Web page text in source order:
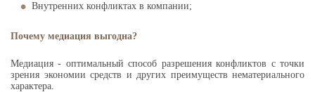
Внутренних конфликтах в компании;
Почему медиация выгодна?
Медиация - оптимальный способ разрешения конфликтов с точки
зрения экономии средств и других преимуществ нематериального
характера.